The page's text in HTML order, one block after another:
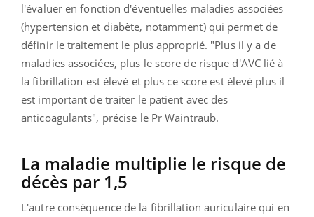
l'évaluer en fonction d'éventuelles maladies associées
(hypertension et diabète, notamment) qui permet de
définir le traitement le plus approprié. "Plus il y a de
maladies associées, plus le score de risque d'AVC lié à
la fibrillation est élevé et plus ce score est élevé plus il
est important de traiter le patient avec des
anticoagulants", précise le Pr Waintraub.
La maladie multiplie le risque de
décès par 1,5
L'autre conséquence de la fibrillation auriculaire qui en